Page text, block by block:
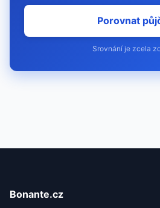
Porovnat
Srovnání je zcela
Bonante.cz